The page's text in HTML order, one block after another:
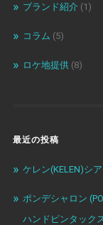
ブランド紹介 (1)
コラム (5)
ロケ地提供(8)
最近の投稿
ケレン(KELEN)シ
ポンデシャロン
ハンドピンタック